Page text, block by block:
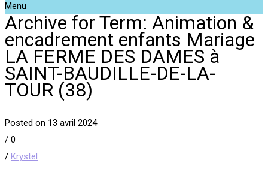
Menu
Archive for Term: Animation &
encadrement enfants Mariage
LA FERME DES DAMES à
SAINT-BAUDILLE-DE-LA-
TOUR (38)
Posted on 13 avril 2024
/ 0
/ Krystel